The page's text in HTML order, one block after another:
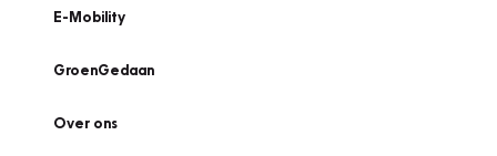
E-Mobility
GroenGedaan
Over ons